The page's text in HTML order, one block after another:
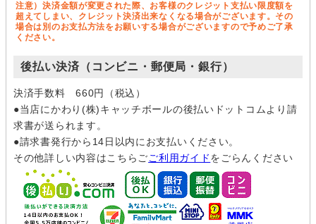
注意）決済金額が変更された際、お客様のクレジット支払い限度額を
超えてしまい、クレジット決済出来なくなる場合がございます。その
場合は別のお支払方法をお願いする場合がございますので予めご了承
ください。
後払い決済（コンビニ・郵便局・銀行）
決済手数料 660円（税込）
●当店にかわり(株)キャッチボールの後払いドットコムより請
求書が送られます。
●請求書発行から14日以内にお支払いください。
その他詳しい内容はこちらごご利用ガイドをごらんください